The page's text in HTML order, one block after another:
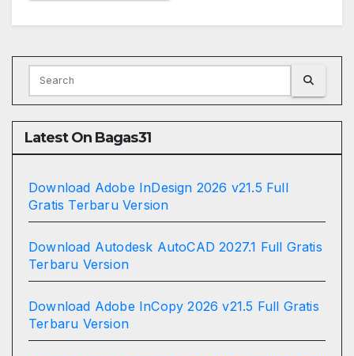
Latest On Bagas31
Download Adobe InDesign 2026 v21.5 Full
Gratis Terbaru Version
Download Autodesk AutoCAD 2027.1 Full Gratis
Terbaru Version
Download Adobe InCopy 2026 v21.5 Full Gratis
Terbaru Version